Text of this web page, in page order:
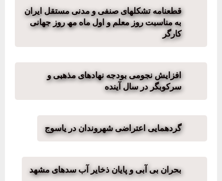
قطعنامه تشکلھای صنفی و مدنی مستقل ایران
به مناسبت روز معلم و اول ماه مھ روز جھانی
کارگر
افزایش نجومی بودجه نهادهای مذهبی و
سرکوبگر در سال آینده
گردهمایی اعتراضی شهروندان در یاسوج
بحران بی آبی و پایان ذخایر آب سدهای مشهد